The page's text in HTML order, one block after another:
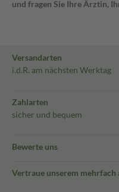
und fragen Sie Ihre Ärztin,
Versandarten
i.d.R. am nächsten Werktag
Zahlarten
sicher und bequem
Bewerte uns
Vertraue unserem mehrfach